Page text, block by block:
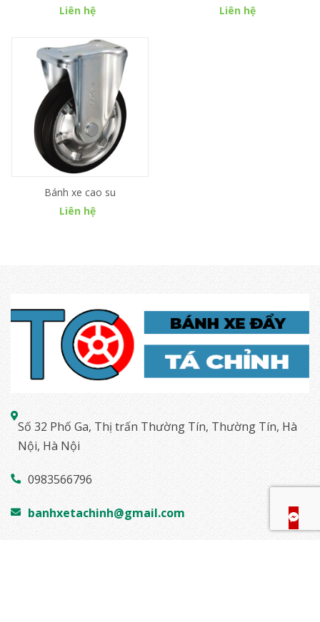
Liên hệ
Liên hệ
Bánh xe cao su
Liên hệ
Số 32 Phố Ga, Thị trấn Thường Tín, Thường Tín, Hà
Nội, Hà Nội
0983566796
banhxetachinh@gmail.com